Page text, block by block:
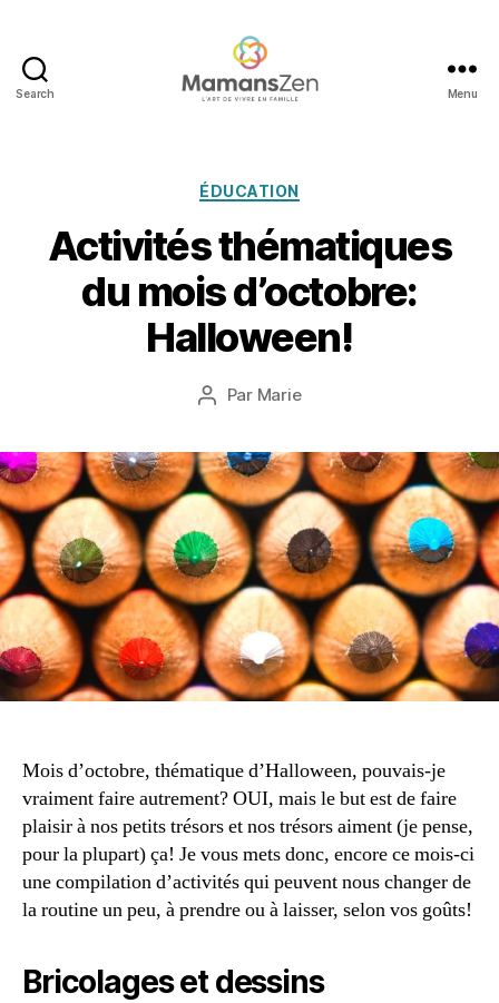
Search Menu
Catégories
ÉDUCATION
Activités thématiques
du mois d’octobre:
Halloween!
Auteur
Par Marie
Date
0
s
e
p
t
e
m
b
e
2
0
1
3
Mois d’octobre, thématique d’Halloween, pouvais-je
vraiment faire autrement? OUI, mais le but est de faire
plaisir à nos petits trésors et nos trésors aiment (je pense,
pour la plupart) ça! Je vous mets donc, encore ce mois-ci
une compilation d’activités qui peuvent nous changer de
la routine un peu, à prendre ou à laisser, selon vos goûts!
Bricolages et dessins